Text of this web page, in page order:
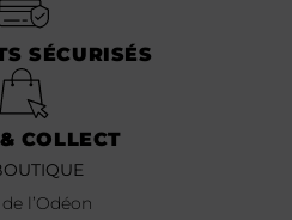
SÉCURISÉS
COLLECT
l’Odéon